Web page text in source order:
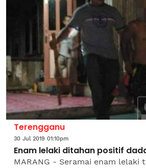
Terengganu
30 Jul 2019 01:10pm
Enam lelaki ditahan positif
MARANG - Seramai enam lelaki